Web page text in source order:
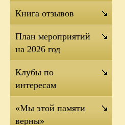
Книга отзывов
План мероприятий
на 2026 год
Клубы по
интересам
«Мы этой памяти
верны»